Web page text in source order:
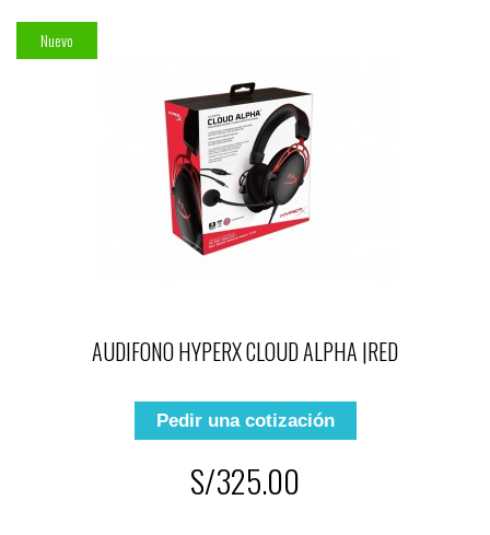
Nuevo
AUDIFONO HYPERX CLOUD ALPHA |RED
Pedir una cotización
S/325.00